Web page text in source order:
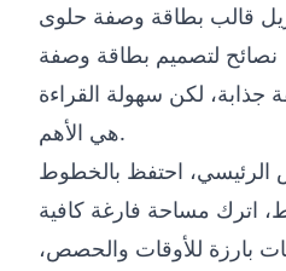
قالب بطاقة وصفة حلوى
نصائح لتصميم بطاقة وصفة
لكن سهولة القراءة
هي الأهم.
احتفظ بالخطوط
اترك مساحة فارغة كافية
بارزة للأوقات والحصص،